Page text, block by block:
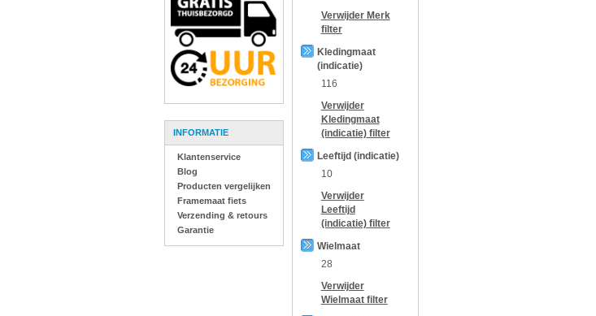
INFORMATIE
Klantenservice
Blog
Producten vergelijken
Framemaat fiets
Verzending & retours
Garantie
Verwijder Merk
filter
Kledingmaat
(indicatie)
116
Verwijder
Kledingmaat
(indicatie)filter
Leeftijd (indicatie)
10
Verwijder
Leeftijd
(indicatie)filter
Wielmaat
28
Verwijder
Wielmaatfilter